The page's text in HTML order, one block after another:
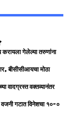
गेलेल्या तरुणांना
बीसीसीआयचा मोठा
वादग्रस्त वक्तव्यानंतर
गटात विनेशचा १०-०